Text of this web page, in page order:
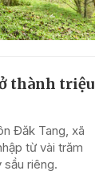
thành triệu
Đăk Tang, xã
từ vài trăm
riêng.